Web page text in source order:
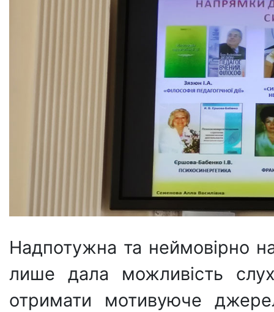
Надпотужна та неймовірно
лише дала можливість
отримати мотивуюче